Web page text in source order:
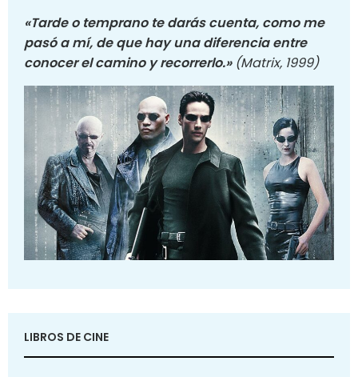
«Tarde o temprano te darás cuenta, como me
pasó a mí, de que hay una diferencia entre
conocer el camino y recorrerlo.» (Matrix, 1999)
LIBROS DE CINE